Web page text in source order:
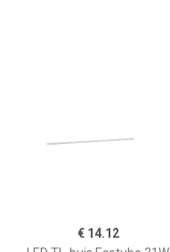
€ 14.12